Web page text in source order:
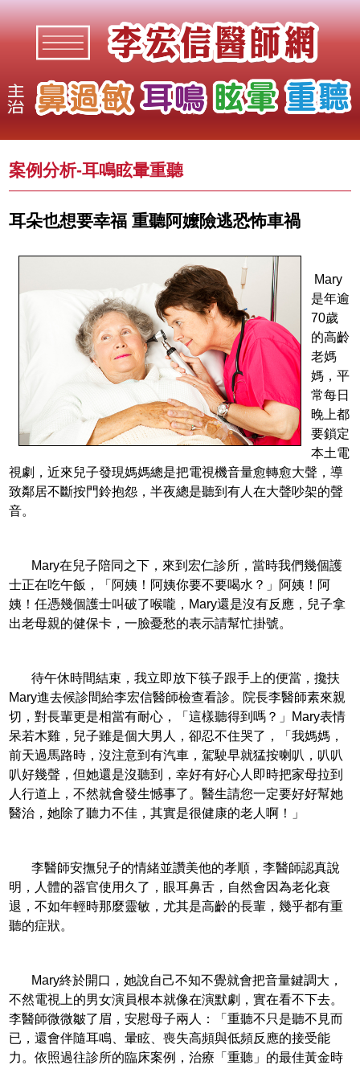
案例分析-耳鳴眩暈重聽
耳朵也想要幸福 重聽阿嬤險逃恐怖車禍
Mary
是年逾
70歲
的高齡
老媽
媽，平
常每日
晚上都
要鎖定
本土電
視劇，近來兒子發現媽媽總是把電視機音量愈轉愈大聲，導
致鄰居不斷按門鈴抱怨，半夜總是聽到有人在大聲吵架的聲
音。
Mary在兒子陪同之下，來到宏仁診所，當時我們幾個護
士正在吃午飯，「阿姨！阿姨你要不要喝水？」阿姨！阿
姨！任憑幾個護士叫破了喉嚨，Mary還是沒有反應，兒子拿
出老母親的健保卡，一臉憂愁的表示請幫忙掛號。
待午休時間結束，我立即放下筷子跟手上的便當，攙扶
Mary進去候診間給李宏信醫師檢查看診。院長李醫師素來親
切，對長輩更是相當有耐心，「這樣聽得到嗎？」Mary表情
呆若木雞，兒子雖是個大男人，卻忍不住哭了，「我媽媽，
前天過馬路時，沒注意到有汽車，駕駛早就猛按喇叭，叭叭
叭好幾聲，但她還是沒聽到，幸好有好心人即時把家母拉到
人行道上，不然就會發生憾事了。醫生請您一定要好好幫她
醫治，她除了聽力不佳，其實是很健康的老人啊！」
李醫師安撫兒子的情緒並讚美他的孝順，李醫師認真說
明，人體的器官使用久了，眼耳鼻舌，自然會因為老化衰
退，不如年輕時那麼靈敏，尤其是高齡的長輩，幾乎都有重
聽的症狀。
Mary終於開口，她說自己不知不覺就會把音量鍵調大，
不然電視上的男女演員根本就像在演默劇，實在看不下去。
李醫師微微皺了眉，安慰母子兩人：「重聽不只是聽不見而
已，還會伴隨耳鳴、暈眩、喪失高頻與低頻反應的接受能
力。依照過往診所的臨床案例，治療「重聽」的最佳黃金時